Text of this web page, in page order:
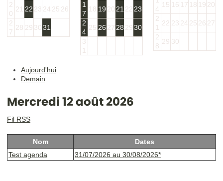
2
0
21 22 23 24 25 26
2
7
28 29 3031
1
7
18 19 20 21 22 23
2
4
25 26 27 28 2930
3
1
4
15 16 17 18 19 20
2
1
22 23 24 25 26 27
2
8
29 30
Aujourd'hui
Demain
Mercredi 12 août 2026
Fil RSS
Nom
Dates
Test agenda
31/07/2026 au 30/08/2026*